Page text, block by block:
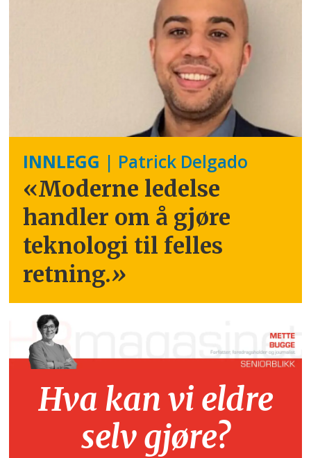
INNLEGG | Patrick Delgado
«Moderne ledelse
handler om å gjøre
teknologi til felles
retning.»
Hva kan vi eldre
selv gjøre?